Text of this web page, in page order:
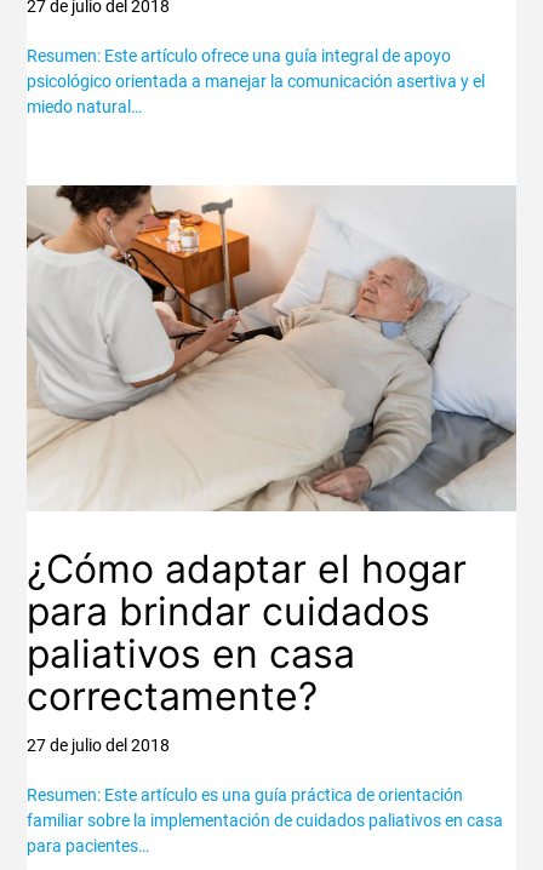
27 de julio del 2018
Resumen: Este artículo ofrece una guía integral de apoyo
psicológico orientada a manejar la comunicación asertiva y el
miedo natural…
¿Cómo adaptar el hogar
para brindar cuidados
paliativos en casa
correctamente?
27 de julio del 2018
Resumen: Este artículo es una guía práctica de orientación
familiar sobre la implementación de cuidados paliativos en casa
para pacientes…